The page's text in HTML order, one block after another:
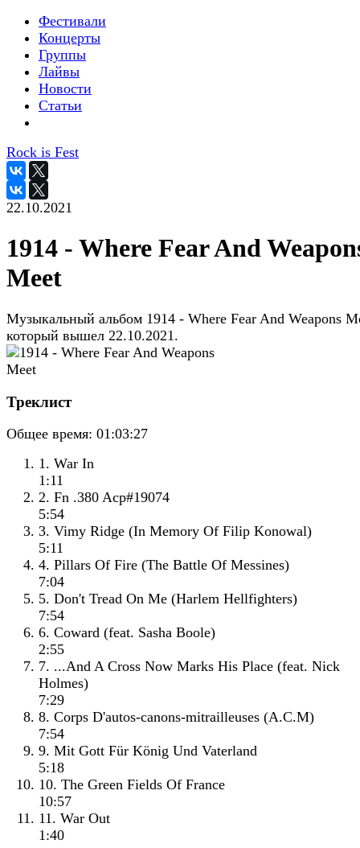
Фестивали
Концерты
Группы
Лайвы
Новости
Статьи
Rock is Fest
22.10.2021
1914 - Where Fear And
Meet
Музыкальный альбом 1914 - Where Fear And Weapons
который вышел 22.10.2021.
Треклист
Общее время: 01:03:27
1. War In
1:11
2. Fn .380 Acp#19074
5:54
3. Vimy Ridge (In Memory Of Filip Konowal)
5:11
4. Pillars Of Fire (The Battle Of Messines)
7:04
5. Don't Tread On Me (Harlem Hellfighters)
7:54
6. Coward (feat. Sasha Boole)
2:55
7. ...And A Cross Now Marks His Place (feat. Nick
Holmes)
7:29
8. Corps D'autos-canons-mitrailleuses (A.C.M)
7:54
9. Mit Gott Für König Und Vaterland
5:18
10. The Green Fields Of France
10:57
11. War Out
1:40